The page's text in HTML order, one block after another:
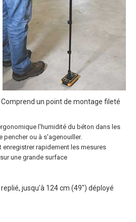
un point de montage fileté
l'humidité du béton dans les
pencher ou à s'agenouiller.
enregistrer rapidement les mesures
une grande surface
jusqu'à 124 cm (49") déployé